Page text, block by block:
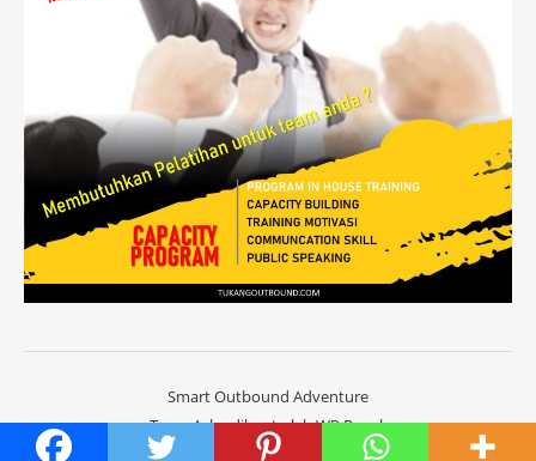
Smart Outbound Adventure
Tema Ashe dibuat olehWP Royal.